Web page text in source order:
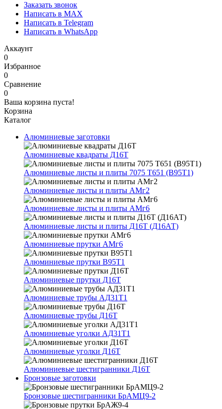
Заказать звонок
Написать в MAX
Написать в Telegram
Написать в WhatsApp
Аккаунт
0
Избранное
0
Сравнение
0
Ваша корзина пуста!
Корзина
Каталог
Алюминиевые заготовки
Алюминиевые квадраты Д16Т
Алюминиевые листы и плиты 7075 Т651 (В95Т1)
Алюминиевые листы и плиты АМг2
Алюминиевые листы и плиты АМг6
Алюминиевые листы и плиты Д16Т (Д16АТ)
Алюминиевые прутки АМг6
Алюминиевые прутки В95Т1
Алюминиевые прутки Д16Т
Алюминиевые трубы АД31Т1
Алюминиевые трубы Д16Т
Алюминиевые уголки АД31Т1
Алюминиевые уголки Д16Т
Алюминиевые шестигранники Д16Т
Бронзовые заготовки
Бронзовые шестигранники БрАМЦ9-2